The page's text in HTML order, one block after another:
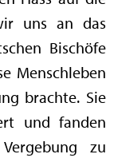
uns an das
Bischöfe
Menschleben
brachte. Sie
und fanden
zu